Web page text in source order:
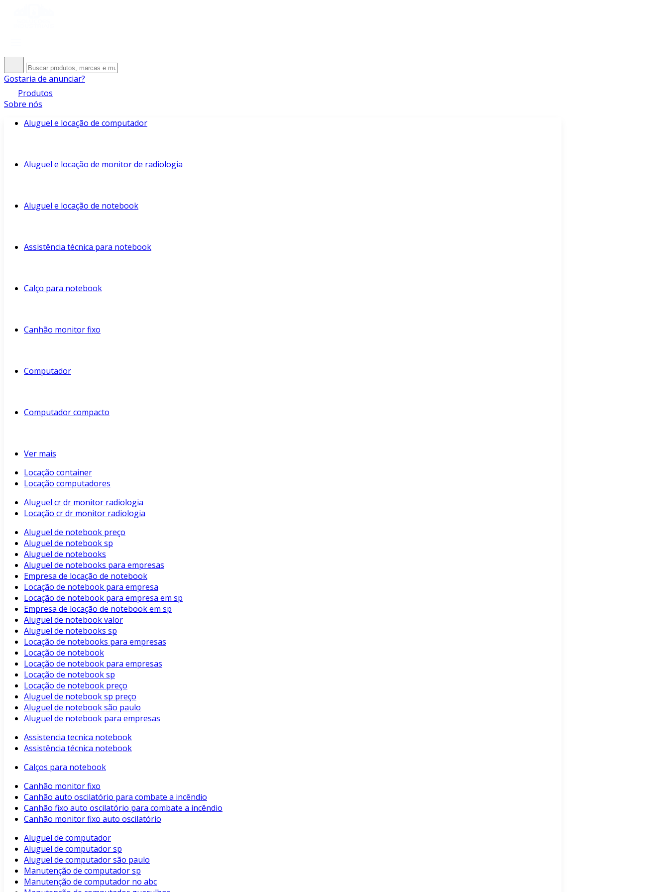
Gostaria de anunciar?
Produtos
Sobre nós
Aluguel e locação de computador
Aluguel e locação de monitor de radiologia
Aluguel e locação de notebook
Assistência técnica para notebook
Calço para notebook
Canhão monitor fixo
Computador
Computador compacto
Ver mais
Locação container
Locação computadores
Aluguel cr dr monitor radiologia
Locação cr dr monitor radiologia
Aluguel de notebook preço
Aluguel de notebook sp
Aluguel de notebooks
Aluguel de notebooks para empresas
Empresa de locação de notebook
Locação de notebook para empresa
Locação de notebook para empresa em sp
Empresa de locação de notebook em sp
Aluguel de notebook valor
Aluguel de notebooks sp
Locação de notebooks para empresas
Locação de notebook
Locação de notebook para empresas
Locação de notebook sp
Locação de notebook preço
Aluguel de notebook sp preço
Aluguel de notebook são paulo
Aluguel de notebook para empresas
Assistencia tecnica notebook
Assistência técnica notebook
Calços para notebook
Canhão monitor fixo
Canhão auto oscilatório para combate a incêndio
Canhão fixo auto oscilatório para combate a incêndio
Canhão monitor fixo auto oscilatório
Aluguel de computador
Aluguel de computador sp
Aluguel de computador são paulo
Manutenção de computador sp
Manutenção de computador no abc